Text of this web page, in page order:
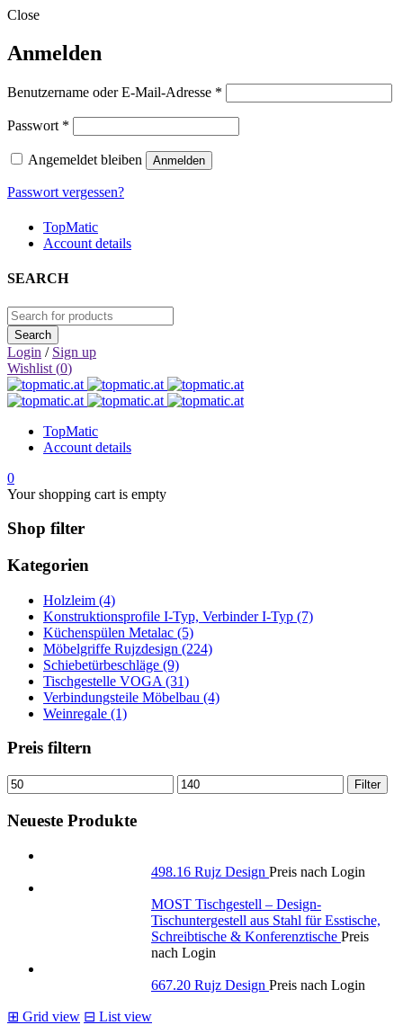
Close
Anmelden
Benutzername oder E-Mail-Adresse *
Passwort *
Angemeldet bleiben Anmelden
Passwort vergessen?
TopMatic
Account details
SEARCH
Login / Sign up
Wishlist (0)
TopMatic
Account details
0
Your shopping cart is empty
Shop filter
Kategorien
Holzleim (4)
Konstruktionsprofile I-Typ, Verbinder I-Typ (7)
Küchenspülen Metalac (5)
Möbelgriffe Rujzdesign (224)
Schiebetürbeschläge (9)
Tischgestelle VOGA (31)
Verbindungsteile Möbelbau (4)
Weinregale (1)
Preis filtern
Min.
Preis
Max.
Preis
Filter
Neueste Produkte
498.16 Rujz Design Preis nach Login
MOST Tischgestell – Design-
Tischuntergestell aus Stahl für Esstische,
Schreibtische & Konferenztische Preis
nach Login
667.20 Rujz Design Preis nach Login
⊞ Grid view ⊟ List view